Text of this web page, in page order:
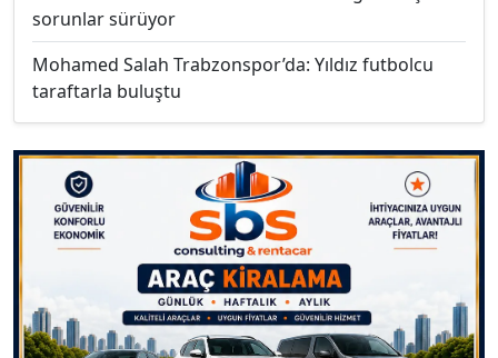
sorunlar sürüyor
Mohamed Salah Trabzonspor’da: Yıldız futbolcu
taraftarla buluştu